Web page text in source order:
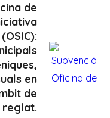
de
en
de
reglat.